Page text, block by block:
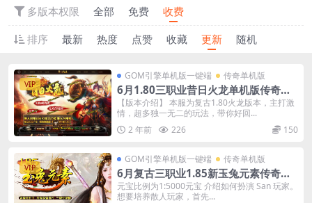
多版本权限
全部 免费
收费
排序
最新 热度 点赞 收藏 更新 随机
VIP
GOM引擎单机版一键端 传奇单机版
6月1.80三职业昔日火龙单机版传奇装
备上缴-重铸炼化强化-附带GM后台
【版本介绍】 本服为复古1.80火龙版本，主打激
情，超多独一无二的玩法，带你好回...
2 年前
226 150
VIP
GOM引擎单机版一键端 传奇单机版
6月复古三职业1.85新玉兔元素传奇单
机版本-附带GM后台
元宝比例为1:5000元宝 介绍如何扮演 San 玩家。
想要培养散人玩家，首先...